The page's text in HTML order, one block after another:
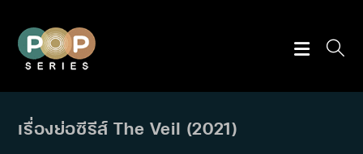
content
เรื่องย่อซีรีส์ The Veil (2021)